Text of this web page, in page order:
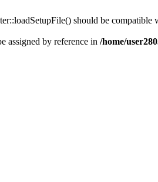
should be
assigned by reference in /home/